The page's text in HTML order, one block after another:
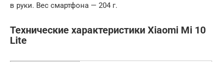
в руки. Вес смартфона — 204 г.
Технические характеристики Xiaomi Mi 10
Lite